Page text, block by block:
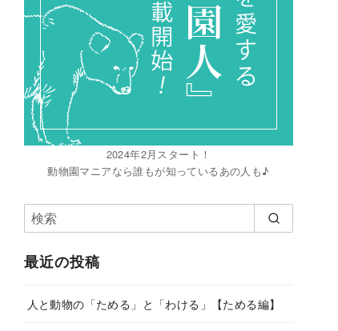
2024年2月スタート！
動物園マニアなら誰もが知っているあの人も♪
最近の投稿
人と動物の「ためる」と「わける」【ためる編】